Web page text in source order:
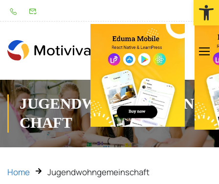
LOGIN
JUGENDWOHNGEMEINS
CHAFT
Home Jugendwohngemeinschaft